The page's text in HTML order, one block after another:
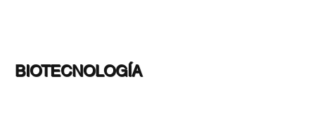
BIOTECNOLOGÍA